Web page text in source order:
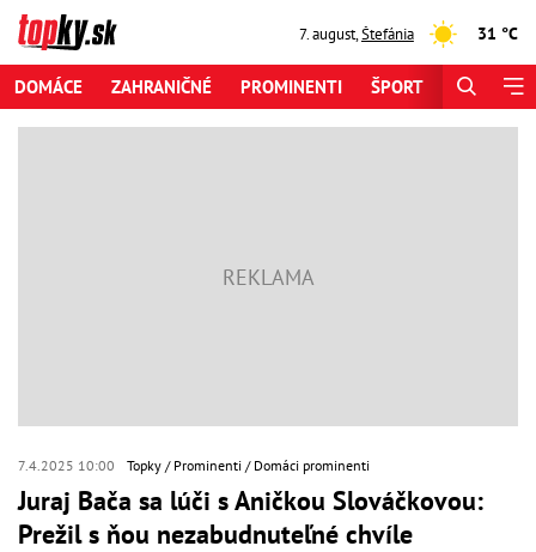
7. august,Štefánia 31 °C
DOMÁCE ZAHRANIČNÉ PROMINENTI ŠPORT
7.4.2025 10:00 Topky Prominenti Domáci prominenti
Juraj Bača sa lúči s Aničkou Slováčkovou:
Prežil s ňou nezabudnuteľné chvíle